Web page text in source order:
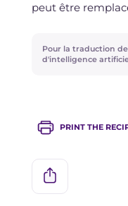
peut être
froid.
Pour la traduction
d'intelligence
PRINT THE